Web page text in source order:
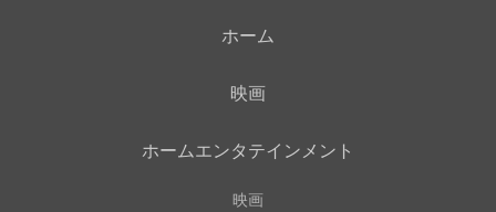
ホーム
映画
ホームエンタテインメント
映画